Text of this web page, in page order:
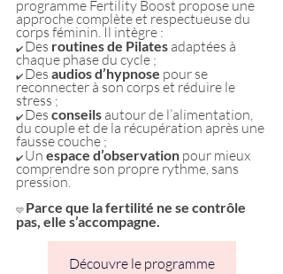
programme Fertility Boost propose une
approche complète et respectueuse du
corps féminin. Il intègre :
✔️ Des routines de Pilates adaptées à
chaque phase du cycle ;
✔️ Des audios d’hypnose pour se
reconnecter à son corps et réduire le
stress ;
✔️ Des conseils autour de l’alimentation,
du couple et de la récupération après une
fausse couche ;
✔️ Un espace d’observation pour mieux
comprendre son propre rythme, sans
pression.
🩷 Parce que la fertilité ne se contrôle
pas, elle s’accompagne.
Découvre le programme